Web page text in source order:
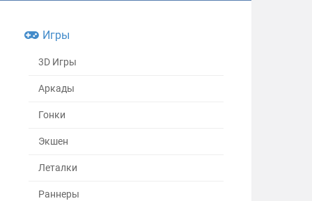
Игры
3D Игры
Аркады
Гонки
Экшен
Леталки
Раннеры